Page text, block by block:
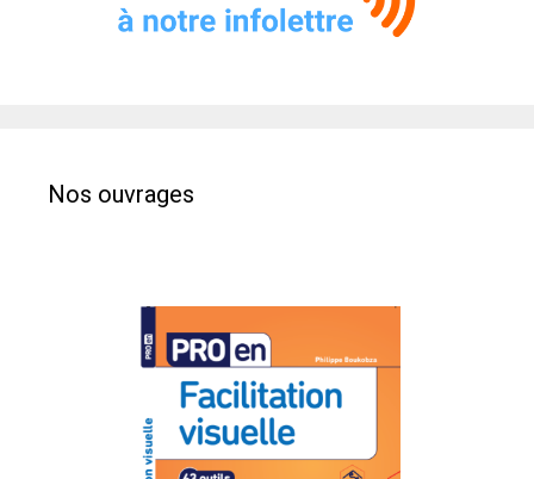
Nos ouvrages